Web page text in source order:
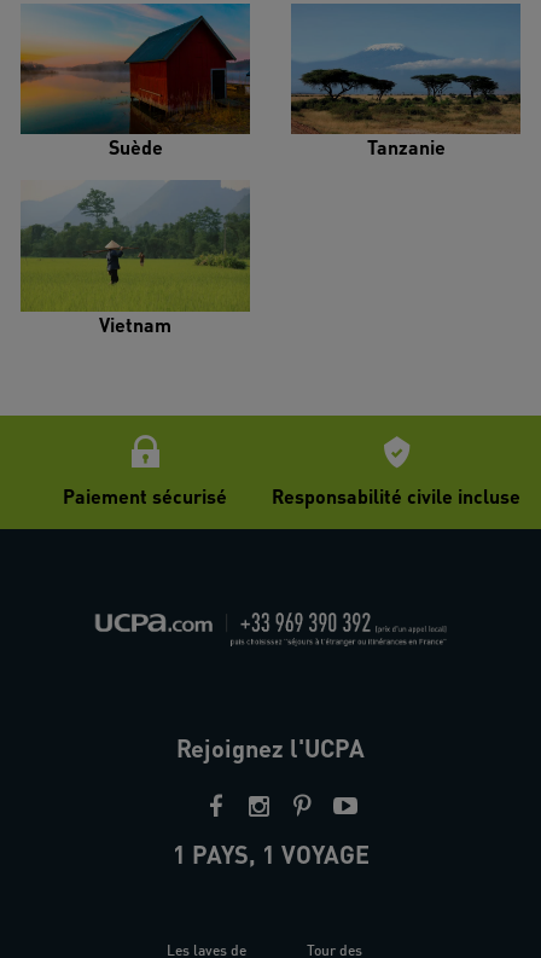
Suède Tanzanie
Vietnam
Paiement sécurisé Responsabilité civile incluse
Rejoignez l'UCPA
1 PAYS, 1 VOYAGE
Les laves de
Tour des